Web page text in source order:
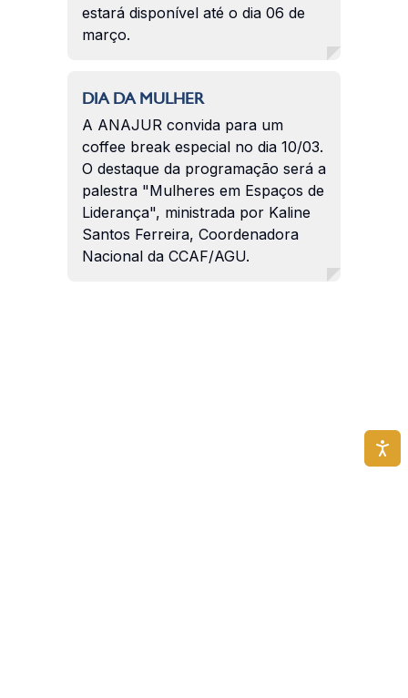
estará disponível até o dia 06 de
março.
DIA DA MULHER
A ANAJUR convida para um
coffee break especial no dia 10/03.
O destaque da programação será a
palestra "Mulheres em Espaços de
Liderança", ministrada por Kaline
Santos Ferreira, Coordenadora
Nacional da CCAF/AGU.